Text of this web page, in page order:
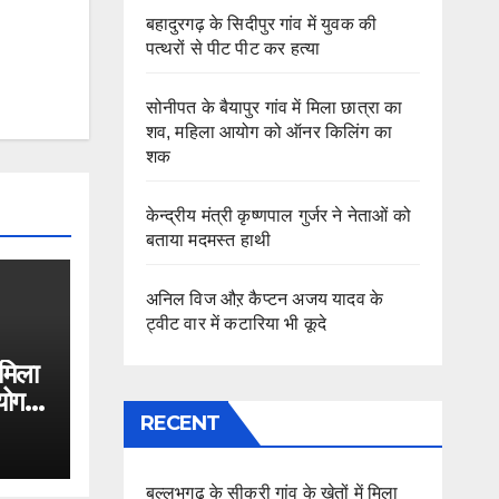
बहादुरगढ़ के सिदीपुर गांव में युवक की
पत्थरों से पीट पीट कर हत्या
सोनीपत के बैयापुर गांव में मिला छात्रा का
शव, महिला आयोग को ऑनर किलिंग का
शक
केन्द्रीय मंत्री कृष्णपाल गुर्जर ने नेताओं को
बताया मदमस्त हाथी
अनिल विज औऱ कैप्टन अजय यादव के
ट्वीट वार में कटारिया भी कूदे
RECENT
बल्लभगढ़ के सीकरी गांव के खेतों में मिला